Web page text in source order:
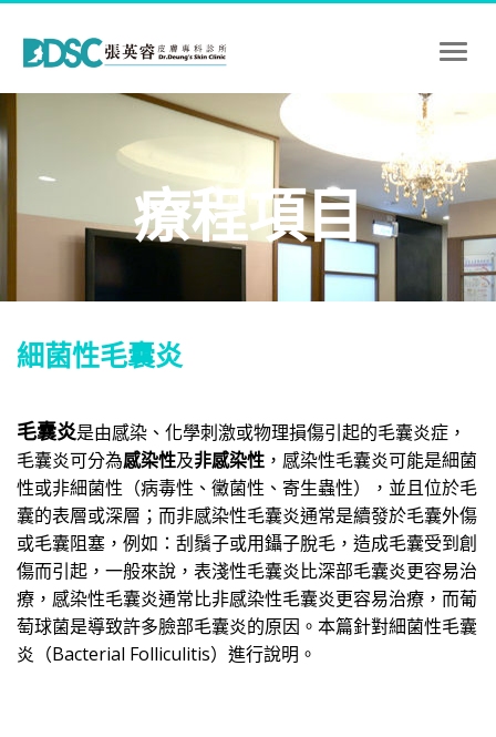
Toggle
療程項目
細菌性毛囊炎
毛囊炎是由感染、化學刺激或物理損傷引起的毛囊炎症，
毛囊炎可分為感染性及非感染性 ，感染性毛囊炎可能是細菌
性或非細菌性（病毒性、黴菌性、寄生蟲性），並且位於毛
囊的表層或深層；而非感染性毛囊炎通常是續發於毛囊外傷
或毛囊阻塞，例如：刮鬚子或用鑷子脫毛，造成毛囊受到創
傷而引起，一般來說，表淺性毛囊炎比深部毛囊炎更容易治
療，感染性毛囊炎通常比非感染性毛囊炎更容易治療，而葡
萄球菌是導致許多臉部毛囊炎的原因。本篇針對細菌性毛囊
炎 （Bacterial Folliculitis） 進行說明。